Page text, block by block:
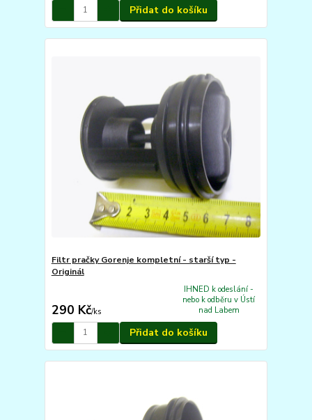
Přidat do košíku
Filtr pračky Gorenje kompletní - starší typ -
Originál
290 Kč/ks
IHNED k odeslání -
nebo k odběru v Ústí
nad Labem
Přidat do košíku